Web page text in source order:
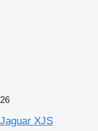
26
Jaguar XJS